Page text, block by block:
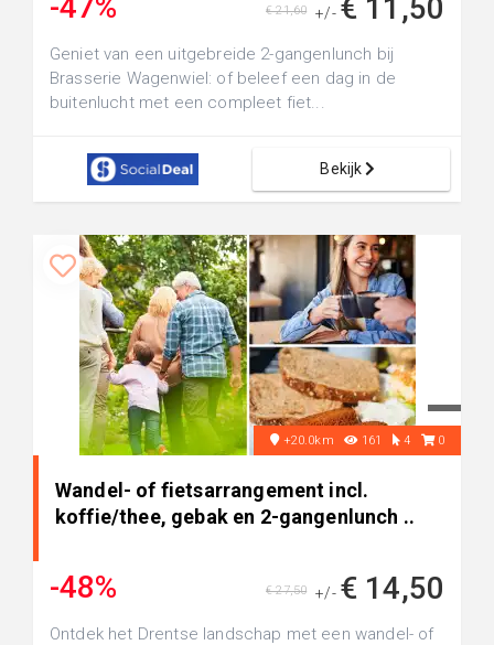
+/- € 11,50
€ 21,60
Geniet van een uitgebreide 2-gangenlunch bij
Brasserie Wagenwiel: of beleef een dag in de
buitenlucht met een compleet fiet...
Bekijk
+20.0km 161 4 0
Wandel- of fietsarrangement incl.
koffie/thee, gebak en 2-gangenlunch ..
-48% +/- € 14,50
€ 27,50
Ontdek het Drentse landschap met een wandel- of